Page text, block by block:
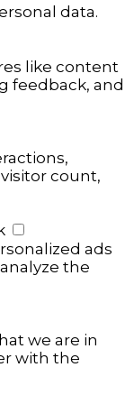
data.
like content
feedback, and
count,
ads
the
we are in
with the